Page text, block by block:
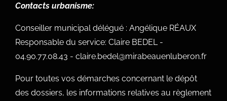
Contacts urbanisme:
Conseiller municipal délégué : Angélique RÉAUX
Responsable du service: Claire BEDEL -
04.90.77.08.43 - claire.bedel@mirabeauenluberon.fr
Pour toutes vos démarches concernant le dépôt
des dossiers, les informations relatives au règlement